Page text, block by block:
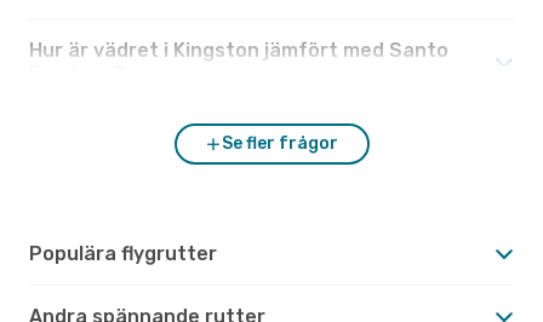
Hur är vädret i Kingston jämfört med Santo
Se fler frågor
Populära flygrutter
Andra spännande rutter